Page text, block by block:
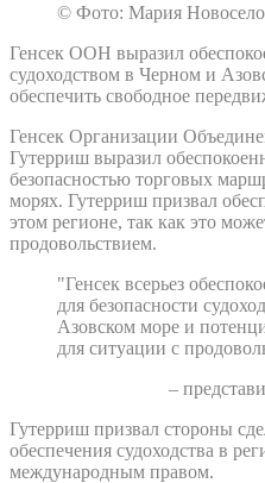
© Фото: Мария
Генсек ООН выразил
судоходством в Черном и
обеспечить свободное
Генсек Организации
Гутерриш выразил
безопасностью торговых
морях. Гутерриш призвал
этом регионе, так как это
продовольствием.
"Генсек всерьез
для безопасности
Азовском море и
для ситуации с
–
Гутерриш призвал стороны
обеспечения судоходства в
международным правом.